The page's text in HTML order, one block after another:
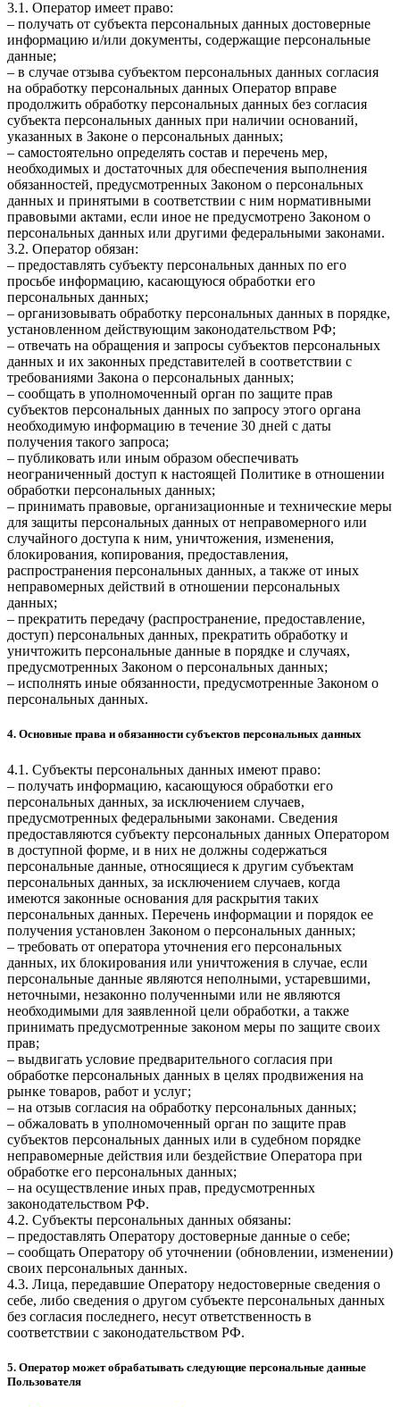
3.1. Оператор имеет право:
– получать от субъекта персональных данных достоверные
информацию и/или документы, содержащие персональные
данные;
– в случае отзыва субъектом персональных данных согласия
на обработку персональных данных Оператор вправе
продолжить обработку персональных данных без согласия
субъекта персональных данных при наличии оснований,
указанных в Законе о персональных данных;
– самостоятельно определять состав и перечень мер,
необходимых и достаточных для обеспечения выполнения
обязанностей, предусмотренных Законом о персональных
данных и принятыми в соответствии с ним нормативными
правовыми актами, если иное не предусмотрено Законом о
персональных данных или другими федеральными законами.
3.2. Оператор обязан:
– предоставлять субъекту персональных данных по его
просьбе информацию, касающуюся обработки его
персональных данных;
– организовывать обработку персональных данных в порядке,
установленном действующим законодательством РФ;
– отвечать на обращения и запросы субъектов персональных
данных и их законных представителей в соответствии с
требованиями Закона о персональных данных;
– сообщать в уполномоченный орган по защите прав
субъектов персональных данных по запросу этого органа
необходимую информацию в течение 30 дней с даты
получения такого запроса;
– публиковать или иным образом обеспечивать
неограниченный доступ к настоящей Политике в отношении
обработки персональных данных;
– принимать правовые, организационные и технические меры
для защиты персональных данных от неправомерного или
случайного доступа к ним, уничтожения, изменения,
блокирования, копирования, предоставления,
распространения персональных данных, а также от иных
неправомерных действий в отношении персональных
данных;
– прекратить передачу (распространение, предоставление,
доступ) персональных данных, прекратить обработку и
уничтожить персональные данные в порядке и случаях,
предусмотренных Законом о персональных данных;
– исполнять иные обязанности, предусмотренные Законом о
персональных данных.
4. Основные права и обязанности субъектов персональных данных
4.1. Субъекты персональных данных имеют право:
– получать информацию, касающуюся обработки его
персональных данных, за исключением случаев,
предусмотренных федеральными законами. Сведения
предоставляются субъекту персональных данных Оператором
в доступной форме, и в них не должны содержаться
персональные данные, относящиеся к другим субъектам
персональных данных, за исключением случаев, когда
имеются законные основания для раскрытия таких
персональных данных. Перечень информации и порядок ее
получения установлен Законом о персональных данных;
– требовать от оператора уточнения его персональных
данных, их блокирования или уничтожения в случае, если
персональные данные являются неполными, устаревшими,
неточными, незаконно полученными или не являются
необходимыми для заявленной цели обработки, а также
принимать предусмотренные законом меры по защите своих
прав;
– выдвигать условие предварительного согласия при
обработке персональных данных в целях продвижения на
рынке товаров, работ и услуг;
– на отзыв согласия на обработку персональных данных;
– обжаловать в уполномоченный орган по защите прав
субъектов персональных данных или в судебном порядке
неправомерные действия или бездействие Оператора при
обработке его персональных данных;
– на осуществление иных прав, предусмотренных
законодательством РФ.
4.2. Субъекты персональных данных обязаны:
– предоставлять Оператору достоверные данные о себе;
– сообщать Оператору об уточнении (обновлении, изменении)
своих персональных данных.
4.3. Лица, передавшие Оператору недостоверные сведения о
себе, либо сведения о другом субъекте персональных данных
без согласия последнего, несут ответственность в
соответствии с законодательством РФ.
5. Оператор может обрабатывать следующие персональные данные
Пользователя